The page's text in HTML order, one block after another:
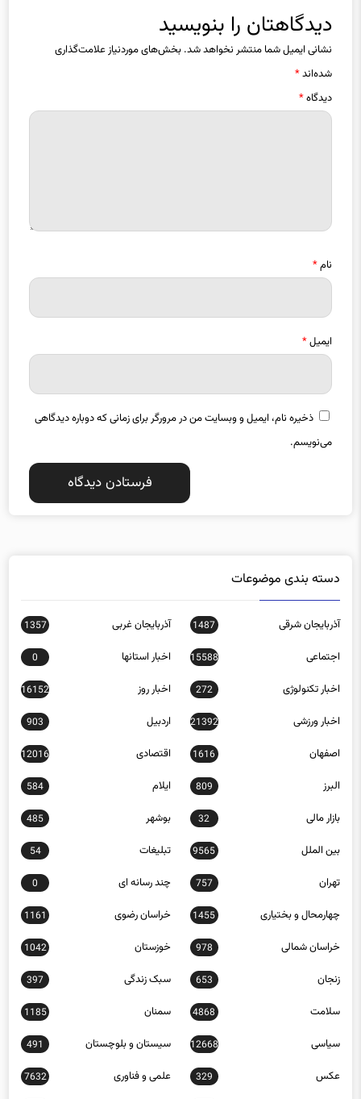
دیدگاهتان را بنویسید
نشانی ایمیل شما منتشر نخواهد شد. بخش‌های موردنیاز علامت‌گذاری
شده‌اند*
دیدگاه*
نام*
ایمیل*
ذخیره نام، ایمیل و وبسایت من در مرورگر برای زمانی که دوباره دیدگاهی
می‌نویسم.
دسته بندی موضوعات
آذربایجان شرقی 1487 آذربایجان غربی 1357
اجتماعی 15588 اخبار استانها 0
اخبار تکنولوژی 272 اخبار روز 16152
اخبار ورزشی 21392 اردبیل 903
اصفهان 1616 اقتصادی 12016
البرز 809 ایلام 584
بازار مالی 32 بوشهر 485
بین الملل 9565 تبلیغات 54
تهران 757 چند رسانه ای 0
چهارمحال و بختیاری 1455 خراسان رضوی 1161
خراسان شمالی 978 خوزستان 1042
زنجان 653 سبک زندگی 397
سلامت 4868 سمنان 1185
سیاسی 12668 سیستان و بلوچستان 491
عکس 329 علمی و فناوری 7632